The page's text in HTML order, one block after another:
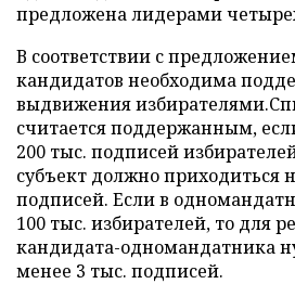
предложена лидерами
В соответствии с
кандидатов необходима
выдвижения
считается поддержанным,
200 тыс. подписей
субъект должно приходиться
подписей. Если в
100 тыс. избирателей, то для
кандидата-одномандатника
менее 3 тыс. подписей.